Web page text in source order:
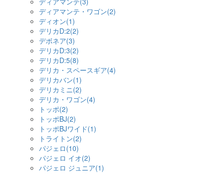
ディアマンテ・ワゴン(2)
ディオン(1)
デリカD:2(2)
デボネア(3)
デリカD:3(2)
デリカD:5(8)
デリカ・スペースギア(4)
デリカバン(1)
デリカミニ(2)
デリカ・ワゴン(4)
トッポ(2)
トッポBJ(2)
トッポBJワイド(1)
トライトン(2)
パジェロ(10)
パジェロ イオ(2)
パジェロ ジュニア(1)